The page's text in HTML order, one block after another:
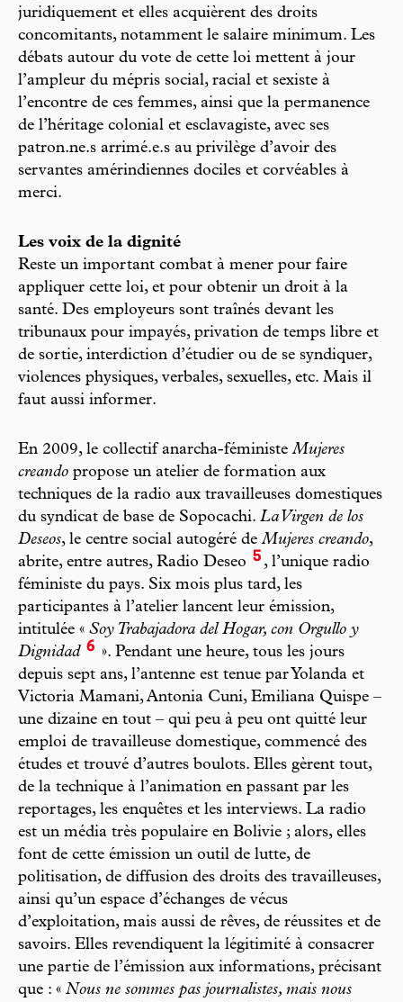
juridiquement et elles acquièrent des droits
concomitants, notamment le salaire minimum. Les
débats autour du vote de cette loi mettent à jour
l’ampleur du mépris social, racial et sexiste à
l’encontre de ces femmes, ainsi que la permanence
de l’héritage colonial et esclavagiste, avec ses
patron.ne.s arrimé.e.s au privilège d’avoir des
servantes amérindiennes dociles et corvéables à
merci.
Les voix de la dignité
Reste un important combat à mener pour faire
appliquer cette loi, et pour obtenir un droit à la
santé. Des employeurs sont traînés devant les
tribunaux pour impayés, privation de temps libre et
de sortie, interdiction d’étudier ou de se syndiquer,
violences physiques, verbales, sexuelles, etc. Mais il
faut aussi informer.
En 2009, le collectif anarcha-féministeMujeres
creando propose un atelier de formation aux
techniques de la radio aux travailleuses domestiques
du syndicat de base de Sopocachi. La Virgen de los
Deseos, le centre social autogéré deMujeres creando,
abrite, entre autres, Radio Deseo 5 , l’unique radio
féministe du pays. Six mois plus tard, les
participantes à l’atelier lancent leur émission,
intitulée « Soy Trabajadora del Hogar, con Orgullo y
Dignidad 6 ». Pendant une heure, tous les jours
depuis sept ans, l’antenne est tenue par Yolanda et
Victoria Mamani, Antonia Cuni, Emiliana Quispe –
une dizaine en tout – qui peu à peu ont quitté leur
emploi de travailleuse domestique, commencé des
études et trouvé d’autres boulots. Elles gèrent tout,
de la technique à l’animation en passant par les
reportages, les enquêtes et les interviews. La radio
est un média très populaire en Bolivie ; alors, elles
font de cette émission un outil de lutte, de
politisation, de diffusion des droits des travailleuses,
ainsi qu’un espace d’échanges de vécus
d’exploitation, mais aussi de rêves, de réussites et de
savoirs. Elles revendiquent la légitimité à consacrer
une partie de l’émission aux informations, précisant
que : « Nous ne sommes pas journalistes, mais nous